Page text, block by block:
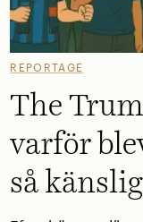
REPORTAGE
The
varför
så